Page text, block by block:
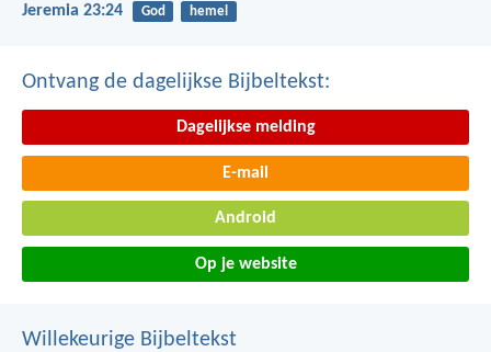
Jeremia 23:24 God hemel
Ontvang de dagelijkse Bijbeltekst:
Dagelijkse melding
E-mail
Android
Op je website
Willekeurige Bijbeltekst